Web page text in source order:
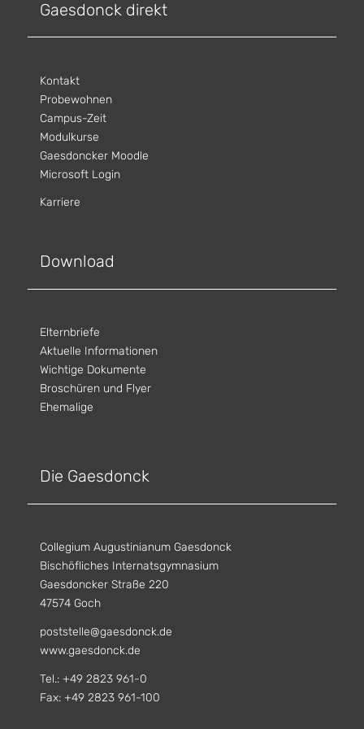
Gaesdonck direkt
Kontakt
Probewohnen
Campus-Zeit
Modulkurse
Gaesdoncker Moodle
Microsoft Login
Karriere
Download
Elternbriefe
Aktuelle Informationen
Wichtige Dokumente
Broschüren und Flyer
Ehemalige
Die Gaesdonck
Collegium Augustinianum Gaesdonck
Bischöfliches Internatsgymnasium
Gaesdoncker Straße 220
47574 Goch
poststelle@gaesdonck.de
www.gaesdonck.de
Tel.: +49 2823 961-0
Fax: +49 2823 961-100